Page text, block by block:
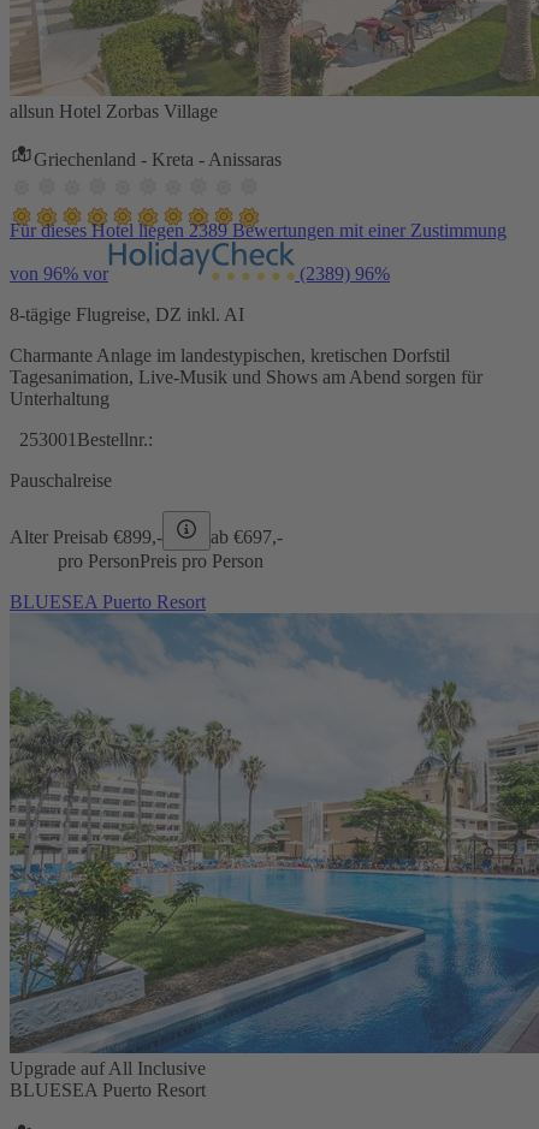
allsun Hotel Zorbas Village
Griechenland - Kreta - Anissaras
Für dieses Hotel liegen 2389 Bewertungen mit einer Zustimmung
von 96% vor (2389) 96%
8-tägige Flugreise, DZ inkl. AI
Charmante Anlage im landestypischen, kretischen Dorfstil
Tagesanimation, Live-Musik und Shows am Abend sorgen für
Unterhaltung
253001 Bestellnr.:
Pauschalreise
Alter Preisab €899,- ab €697,-
pro PersonPreis pro Person
BLUESEA Puerto Resort
Upgrade auf All Inclusive
BLUESEA Puerto Resort